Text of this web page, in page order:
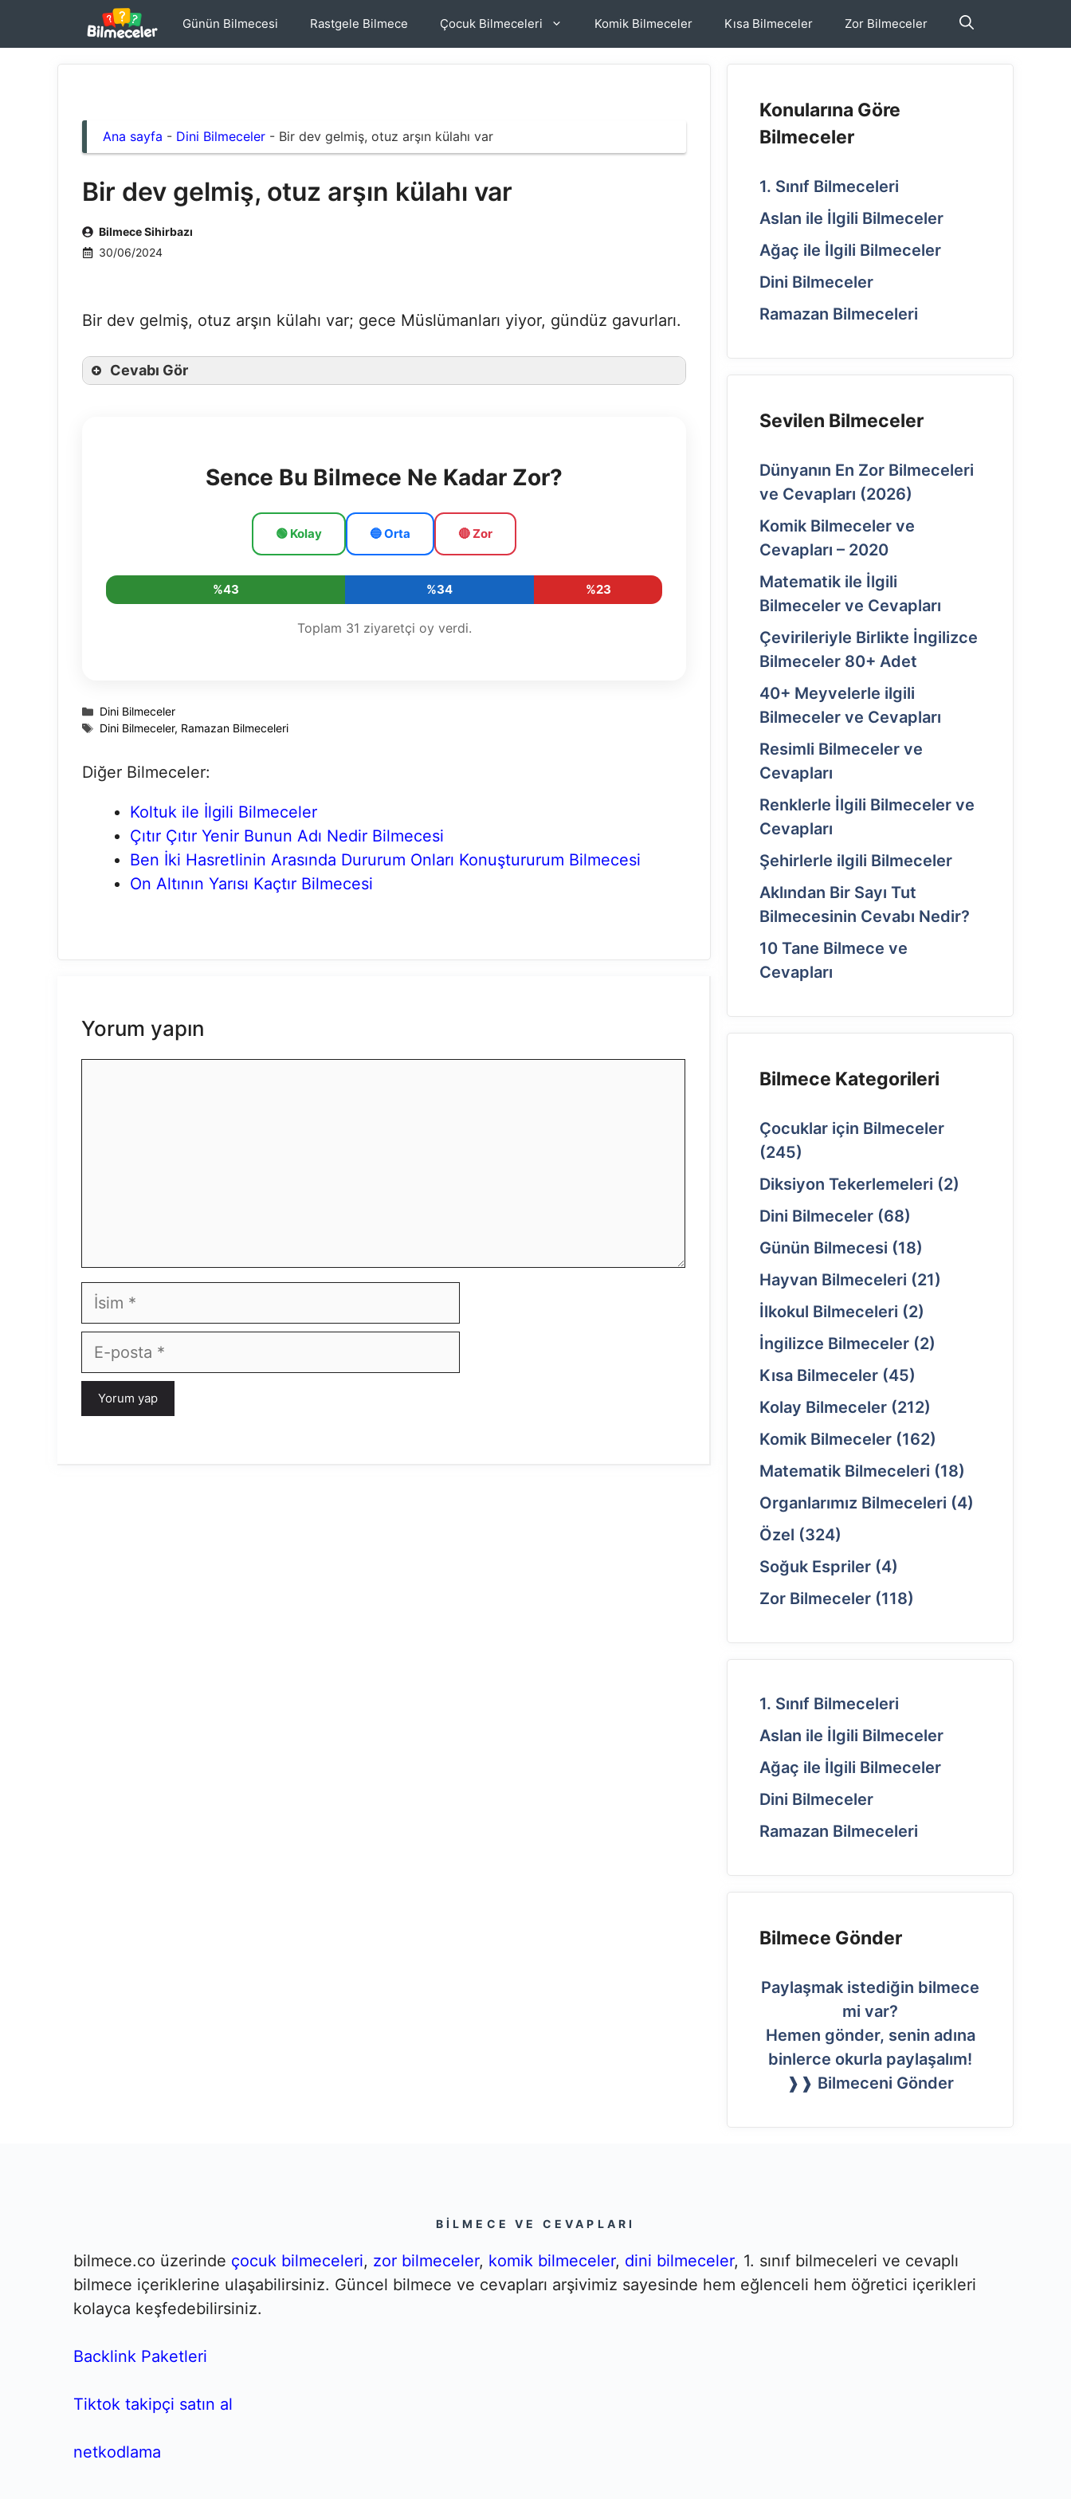
Günün Bilmecesi Rastgele Bilmece Çocuk Bilmeceleri Komik Bilmeceler Kısa Bilmeceler Zor Bilmeceler
Ana sayfa - Dini Bilmeceler - Bir dev gelmiş, otuz arşın külahı var
Bir dev gelmiş, otuz arşın külahı var
Bilmece Sihirbazı
30/06/2024
Bir dev gelmiş, otuz arşın külahı var; gece Müslümanları yiyor, gündüz gavurları.
Cevabı Gör
Sence Bu Bilmece Ne Kadar Zor?
🟢 Kolay 🔵 Orta 🔴 Zor
%43 %34 %23
Toplam 31 ziyaretçi oy verdi.
Kategoriler
Dini Bilmeceler
Etiketler
Dini Bilmeceler, Ramazan Bilmeceleri
Diğer Bilmeceler:
Koltuk ile İlgili Bilmeceler
Çıtır Çıtır Yenir Bunun Adı Nedir Bilmecesi
Ben İki Hasretlinin Arasında Dururum Onları Konuştururum Bilmecesi
On Altının Yarısı Kaçtır Bilmecesi
Yorum yapın
İsim
E-
posta
Konularına Göre
Bilmeceler
1. Sınıf Bilmeceleri
Aslan ile İlgili Bilmeceler
Ağaç ile İlgili Bilmeceler
Dini Bilmeceler
Ramazan Bilmeceleri
Sevilen Bilmeceler
Dünyanın En Zor Bilmeceleri
ve Cevapları (2026)
Komik Bilmeceler ve
Cevapları – 2020
Matematik ile İlgili
Bilmeceler ve Cevapları
Çevirileriyle Birlikte İngilizce
Bilmeceler 80+ Adet
40+ Meyvelerle ilgili
Bilmeceler ve Cevapları
Resimli Bilmeceler ve
Cevapları
Renklerle İlgili Bilmeceler ve
Cevapları
Şehirlerle ilgili Bilmeceler
Aklından Bir Sayı Tut
Bilmecesinin Cevabı Nedir?
10 Tane Bilmece ve
Cevapları
Bilmece Kategorileri
Çocuklar için Bilmeceler
(245)
Diksiyon Tekerlemeleri (2)
Dini Bilmeceler (68)
Günün Bilmecesi (18)
Hayvan Bilmeceleri (21)
İlkokul Bilmeceleri (2)
İngilizce Bilmeceler (2)
Kısa Bilmeceler (45)
Kolay Bilmeceler (212)
Komik Bilmeceler (162)
Matematik Bilmeceleri (18)
Organlarımız Bilmeceleri (4)
Özel (324)
Soğuk Espriler (4)
Zor Bilmeceler (118)
1. Sınıf Bilmeceleri
Aslan ile İlgili Bilmeceler
Ağaç ile İlgili Bilmeceler
Dini Bilmeceler
Ramazan Bilmeceleri
Bilmece Gönder
Paylaşmak istediğin bilmece
mi var?
Hemen gönder, senin adına
binlerce okurla paylaşalım!
❱❱ Bilmeceni Gönder
BILMECE VE CEVAPLARI
bilmece.co üzerinde çocuk bilmeceleri, zor bilmeceler, komik bilmeceler, dini bilmeceler, 1. sınıf bilmeceleri ve cevaplı
bilmece içeriklerine ulaşabilirsiniz. Güncel bilmece ve cevapları arşivimiz sayesinde hem eğlenceli hem öğretici içerikleri
kolayca keşfedebilirsiniz.
Backlink Paketleri
Tiktok takipçi satın al
netkodlama